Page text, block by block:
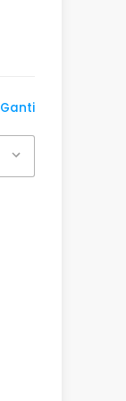
Ganti